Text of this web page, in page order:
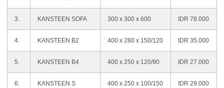
3. KANSTEEN SOFA 300 x 300 x 600 IDR 78.000
4. KANSTEEN B2 400 x 280 x 150/120 IDR 35.000
5. KANSTEEN B4 400 x 250 x 120/90 IDR 27.000
6. KANSTEEN S 400 x 250 x 100/150 IDR 29.000